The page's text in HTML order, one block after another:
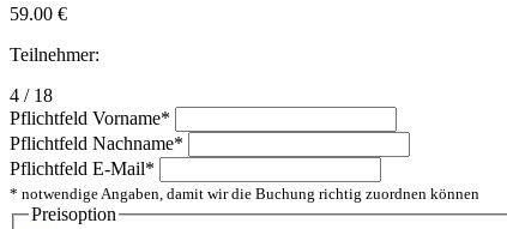
59.00 €
Teilnehmer:
4 / 18
Pflichtfeld Vorname*
Pflichtfeld Nachname*
Pflichtfeld E-Mail*
* notwendige Angaben, damit wir die Buchung richtig zuordnen können
Preisoption